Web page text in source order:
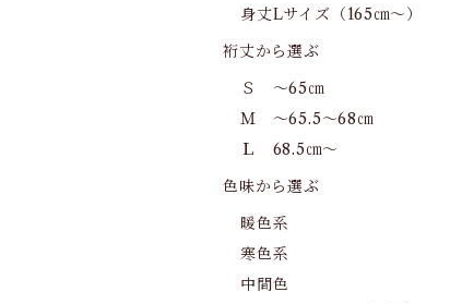
身丈Lサイズ（165㎝～）
裄丈から選ぶ
Ｓ ～65㎝
Ｍ ～65.5～68㎝
Ｌ 68.5㎝～
色味から選ぶ
暖色系
寒色系
中間色